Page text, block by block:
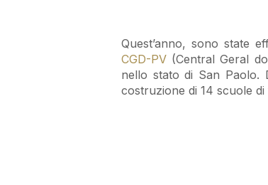
Quest’anno, sono state
CGD-PV (Central Geral
nello stato di San Paolo.
costruzione di 14 scuole di